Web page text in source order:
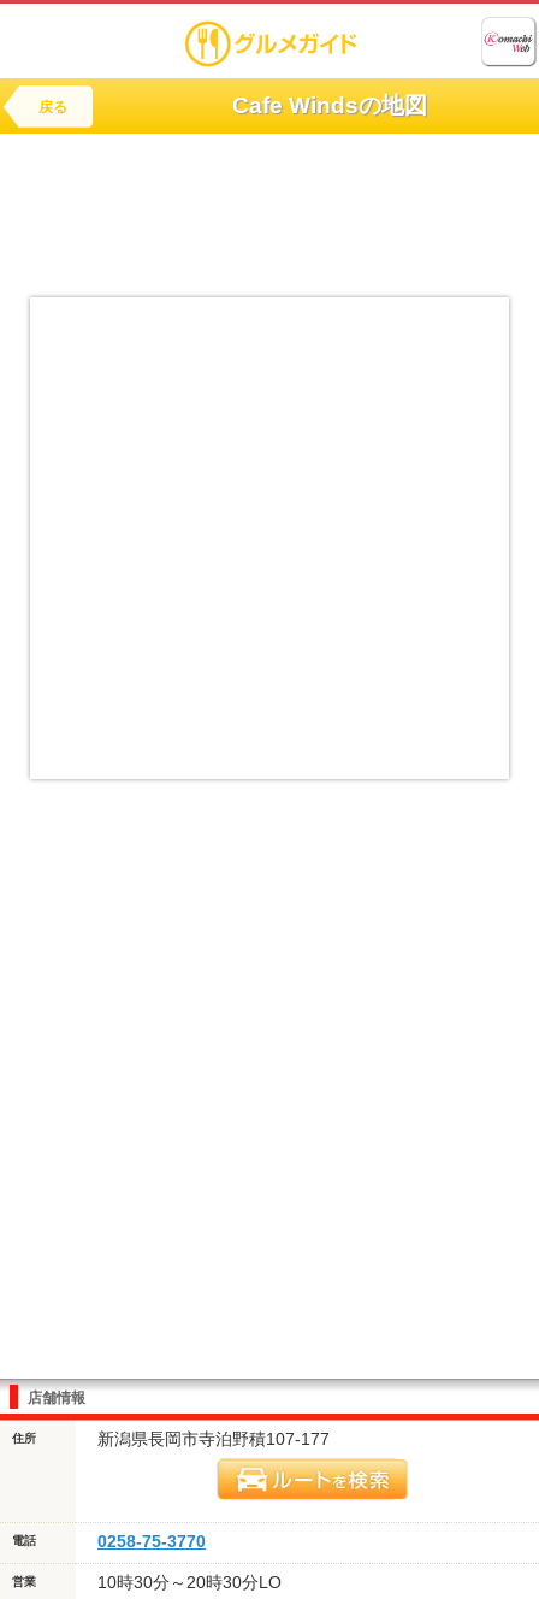
戻る Cafe Windsの地図
店舗情報
住所 新潟県長岡市寺泊野積107-177
電話 0258-75-3770
営業 10時30分～20時30分LO